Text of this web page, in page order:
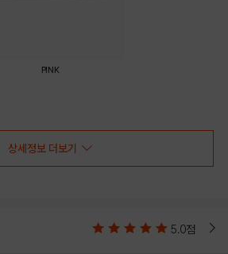
PINK
상세정보 더보기
5.0점